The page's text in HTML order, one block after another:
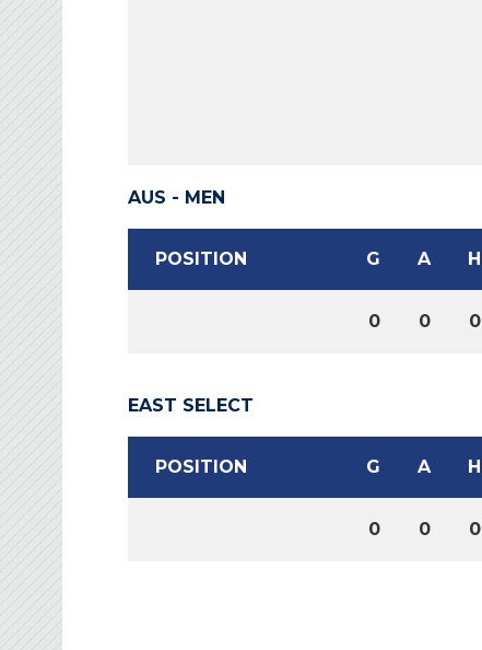
AUS - MEN
POSITION G A H
0 0 0
EAST SELECT
POSITION G A H
0 0 0